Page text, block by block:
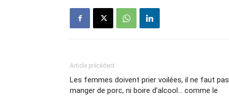
Article précédent
Les femmes doivent prier voilées, il ne faut pas
manger de porc, ni boire d’alcool… comme le